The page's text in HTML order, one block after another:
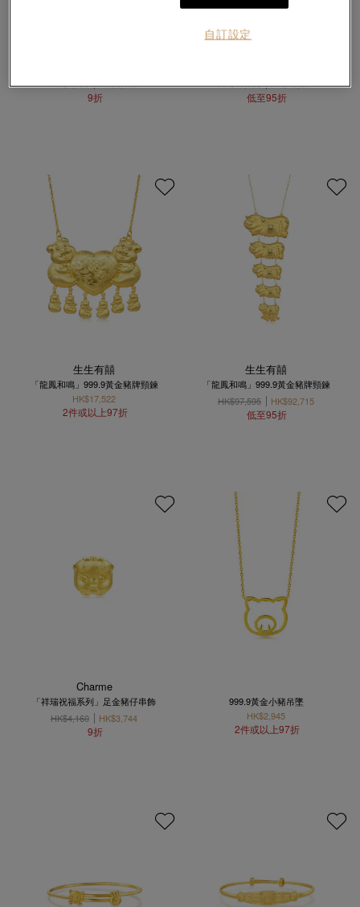
HK$7,180
HK$6,462
9折
HK$45,538
HK$43,261
低至95折
生生有囍
「龍鳳和鳴」999.9黃金豬牌頸鍊
HK$17,522
2件或以上97折
生生有囍
「龍鳳和鳴」999.9黃金豬牌頸鍊
HK$97,595
HK$92,715
低至95折
Charme
「祥瑞祝福系列」足金豬仔串飾
HK$4,160
HK$3,744
9折
999.9黃金小豬吊墜
HK$2,945
2件或以上97折
自訂設定